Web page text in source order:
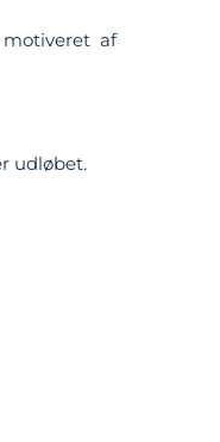
af
udløbet.